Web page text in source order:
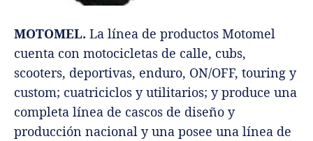
MOTOMEL. La línea de productos Motomel
cuenta con motocicletas de calle, cubs,
scooters, deportivas, enduro, ON/OFF, touring y
custom; cuatriciclos y utilitarios; y produce una
completa línea de cascos de diseño y
producción nacional y una posee una línea de